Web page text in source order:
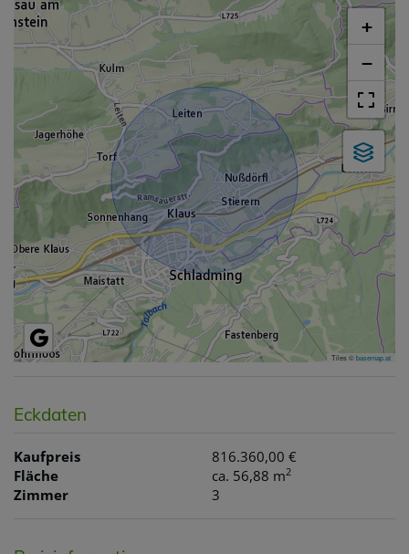
+
−
Tiles ©basemap.at
Eckdaten
Kaufpreis
816.360,00 €
Fläche
ca. 56,88 m2
Zimmer 3